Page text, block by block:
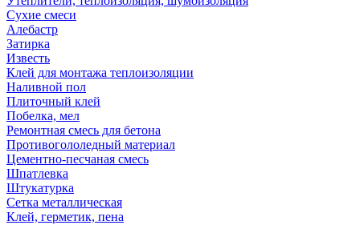
Сухие смеси
Алебастр
Затирка
Известь
Клей для монтажа теплоизоляции
Наливной пол
Плиточный клей
Побелка, мел
Ремонтная смесь для бетона
Противогололедный материал
Цементно-песчаная смесь
Шпатлевка
Штукатурка
Сетка металлическая
Клей, герметик, пена